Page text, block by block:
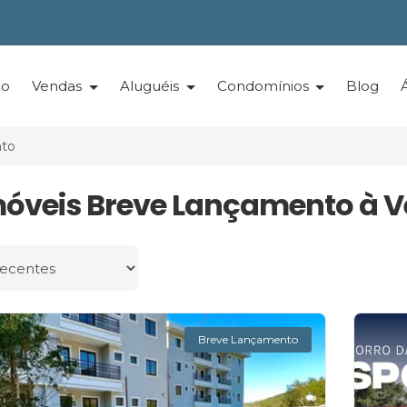
Vendas Aluguéis Condomínios Blog
Breve Lançamento à
por
Breve Lançamento